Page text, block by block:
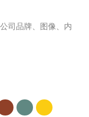
司品牌、图像、内